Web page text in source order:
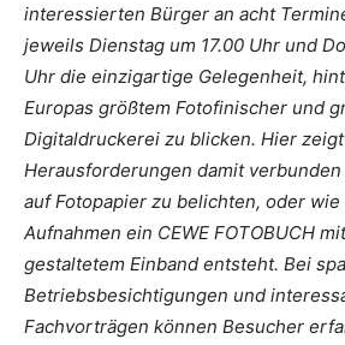
interessierten Bürger an acht
jeweils Dienstag um 17.00 Uhr und
Uhr die einzigartige Gelegenheit,
Europas größtem Fotofinischer und
Digitaldruckerei zu blicken. Hier
Herausforderungen damit
auf Fotopapier zu belichten, oder wie
Aufnahmen ein CEWE FOTOBUCH
gestaltetem Einband entsteht. Bei
Betriebsbesichtigungen und
Fachvorträgen können Besucher